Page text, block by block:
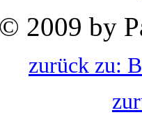
© 2009 by
zurück zu: